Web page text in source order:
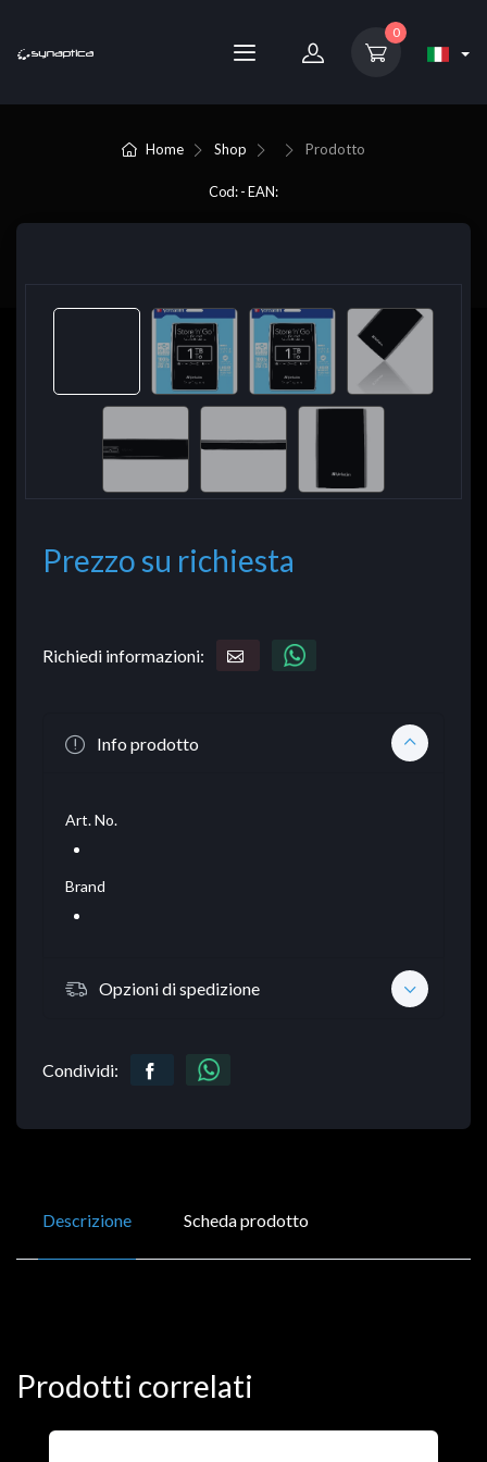
0
Home Shop Prodotto
Cod: - EAN:
Prezzo su richiesta
Richiedi informazioni:
Info prodotto
Art. No.
Brand
Opzioni di spedizione
Condividi:
Descrizione Scheda prodotto
Prodotti correlati